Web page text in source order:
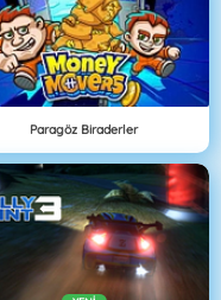
Paragöz Biraderler